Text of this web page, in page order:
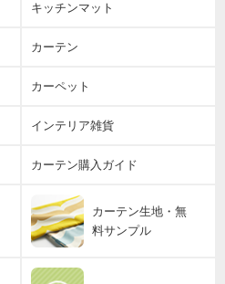
キッチンマット
カーテン
カーペット
インテリア雑貨
カーテン購入ガイド
カーテン生地・無
料サンプル